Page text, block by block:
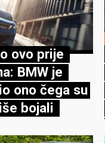
ovo prije
BMW je
ono čega su
bojali